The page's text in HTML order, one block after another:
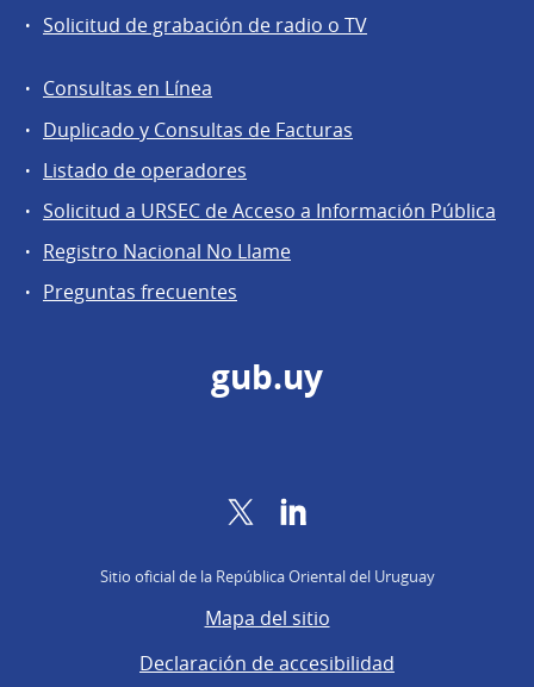
Solicitud de grabación de radio o TV
Agentes
regulados
Consultas en Línea
Duplicado y Consultas de Facturas
Listado de operadores
Solicitud a URSEC de Acceso a Información Pública
Registro Nacional No Llame
Preguntas frecuentes
gub.uy
Twitter
Sitio oficial de la República Oriental del Uruguay
Mapa del sitio
Declaración de accesibilidad